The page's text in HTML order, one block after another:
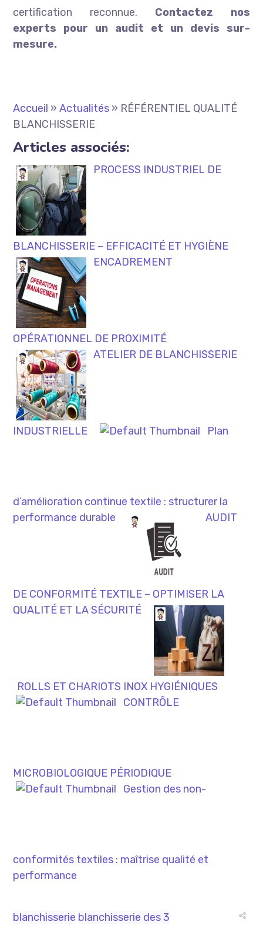
certification reconnue. Contactez nos
experts pour un audit et un devis sur-
mesure.
Accueil »Actualités » RÉFÉRENTIEL QUALITÉ
BLANCHISSERIE
Articles associés:
PROCESS INDUSTRIEL DE
BLANCHISSERIE – EFFICACITÉ ET HYGIÈNE
ENCADREMENT
OPÉRATIONNEL DE PROXIMITÉ
ATELIER DE BLANCHISSERIE
INDUSTRIELLE Plan
d’amélioration continue textile : structurer la
performance durable
AUDIT
DE CONFORMITÉ TEXTILE – OPTIMISER LA
QUALITÉ ET LA SÉCURITÉ
ROLLS ET CHARIOTS INOX HYGIÉNIQUES
CONTRÔLE
MICROBIOLOGIQUE PÉRIODIQUE
Gestion des non-
conformités textiles : maîtrise qualité et
performance
blanchisserie blanchisserie des 3